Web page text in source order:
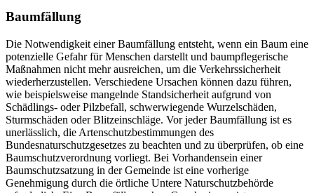
Baumfällung
Die Notwendigkeit einer Baumfällung entsteht, wenn ein Baum eine
potenzielle Gefahr für Menschen darstellt und baumpflegerische
Maßnahmen nicht mehr ausreichen, um die Verkehrssicherheit
wiederherzustellen. Verschiedene Ursachen können dazu führen,
wie beispielsweise mangelnde Standsicherheit aufgrund von
Schädlings- oder Pilzbefall, schwerwiegende Wurzelschäden,
Sturmschäden oder Blitzeinschläge. Vor jeder Baumfällung ist es
unerlässlich, die Artenschutzbestimmungen des
Bundesnaturschutzgesetzes zu beachten und zu überprüfen, ob eine
Baumschutzverordnung vorliegt. Bei Vorhandensein einer
Baumschutzsatzung in der Gemeinde ist eine vorherige
Genehmigung durch die örtliche Untere Naturschutzbehörde